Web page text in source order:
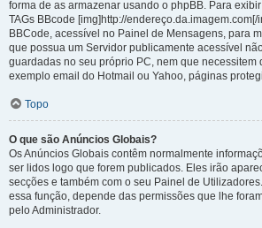
forma de as armazenar usando o phpBB. Para
TAGs BBcode [img]http://
BBCode, acessível no Painel de Mensagens, para
que possua um Servidor publicamente acessível
guardadas no seu próprio PC, nem que necessitem
exemplo email do Hotmail ou Yahoo, páginas
Topo
O que são Anúncios Globais?
Os Anúncios Globais contêm normalmente
ser lidos logo que forem publicados. Eles irão
secções e também com o seu Painel de
essa função, depende das permissões que lhe
pelo Administrador.